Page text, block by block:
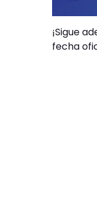
¡Sigue
fecha